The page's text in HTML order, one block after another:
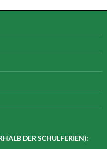
DER SCHULFERIEN):